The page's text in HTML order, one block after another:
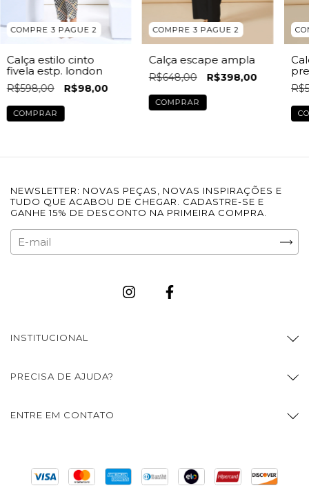
COMPRE 3 PAGUE 2
Calça estilo cinto
fivela estp. london
R$598,00 R$98,00
COMPRAR
COMPRE 3 PAGUE 2
Calça escape ampla
R$648,00 R$398,00
COMPRAR
NEWSLETTER: NOVAS PEÇAS, NOVAS INSPIRAÇÕES E
TUDO QUE ACABOU DE CHEGAR. CADASTRE-SE E
GANHE 15% DE DESCONTO NA PRIMEIRA COMPRA.
INSTITUCIONAL
PRECISA DE AJUDA?
ENTRE EM CONTATO